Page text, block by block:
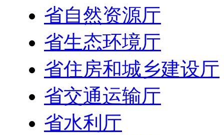
省自然资源厅
省生态环境厅
省住房和城乡建设厅
省交通运输厅
省水利厅